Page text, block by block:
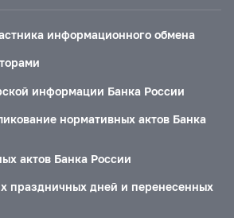
информационного обмена
информации Банка России
нормативных актов Банка
актов Банка России
праздничных дней и перенесенных